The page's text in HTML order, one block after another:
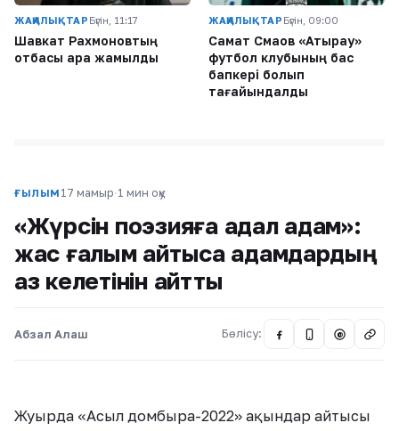
ЖАҢАЛЫҚТАР Бүгін, 11:17
Шавкат Рахмоновтың
отбасы қара жамылды
ЖАҢАЛЫҚТАР Бүгін, 09:00
Самат Смақов «Атырау»
футбол клубының бас
бапкері болып
тағайындалды
ҒЫЛЫМ 17 мамыр·1 мин оқу
«Жүрсін поэзияға адал адам»:
жас ғалым айтысқа адамдардың
аз келетінін айтты
Абзал Алаш Бөлісу: @
Жуырда «Асыл домбыра-2022» ақындар айтысы